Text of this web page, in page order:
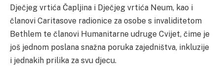
Dječjeg vrtića Čapljina i Dječjeg vrtića Neum, kao i
članovi Caritasove radionice za osobe s invaliditetom
Bethlem te članovi Humanitarne udruge Cvijet, čime je
još jednom poslana snažna poruka zajedništva, inkluzije
i jednakih prilika za svu djecu.